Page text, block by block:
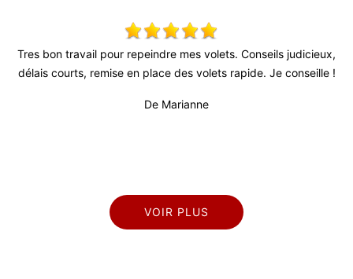
bon travail pour repeindre mes volets. Conseils judicieux,
courts, remise en place des volets rapide. Je conseille !
De Marianne
Très
fiable
VOIR PLUS